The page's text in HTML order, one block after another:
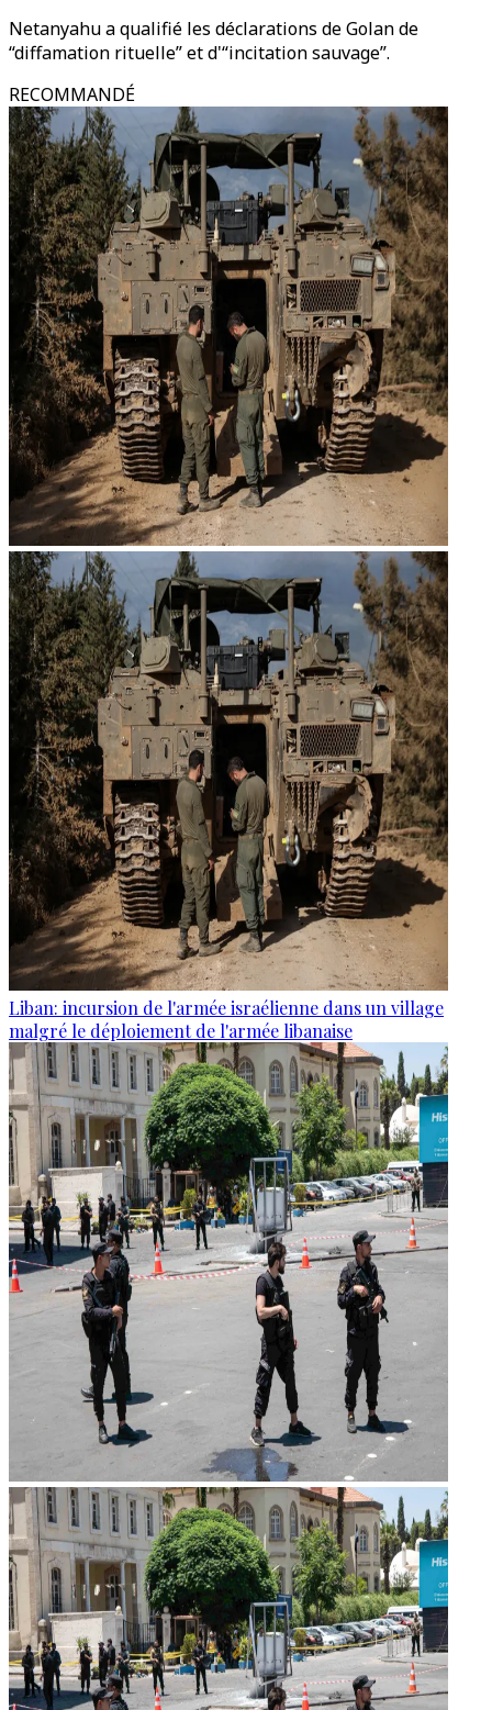
Netanyahu a qualifié les déclarations de Golan de
“diffamation rituelle” et d'“incitation sauvage”.
RECOMMANDÉ
Liban: incursion de l'armée israélienne dans un village
malgré le déploiement de l'armée libanaise